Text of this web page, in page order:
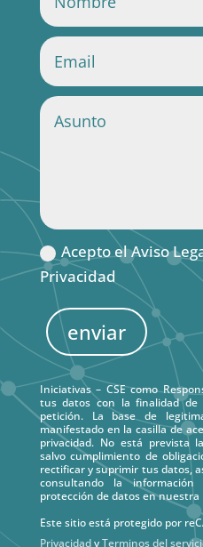
Acepto el Aviso
Privacidad
enviar
Iniciativas – CSE como
tus datos con la finalidad
petición. La base de
manifestado en la casilla de
privacidad. No está prevista
salvo cumplimiento de
rectificar y suprimir tus datos,
consultando la
protección de datos en nuestra
Este sitio está protegido por
PrivacidadyTerminos del